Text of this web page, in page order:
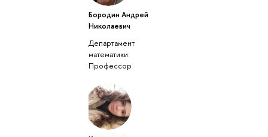
Бородин Андрей
Николаевич
Департамент
математики:
Профессор